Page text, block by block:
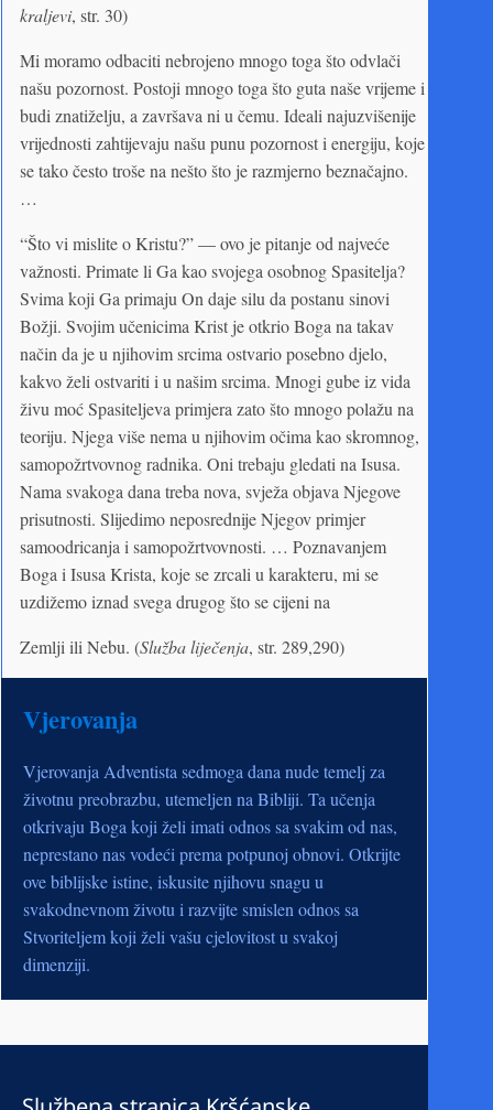
kraljevi, str. 30)
Mi moramo odbaciti nebrojeno mnogo toga što odvlači
našu pozornost. Postoji mnogo toga što guta naše vrijeme i
budi znatiželju, a završava ni u čemu. Ideali najuzvišenije
vrijednosti zahtijevaju našu punu pozornost i energiju, koje
se tako često troše na nešto što je razmjerno beznačajno.
…
“Što vi mislite o Kristu?” — ovo je pitanje od najveće
važnosti. Primate li Ga kao svojega osobnog Spasitelja?
Svima koji Ga primaju On daje silu da postanu sinovi
Božji. Svojim učenicima Krist je otkrio Boga na takav
način da je u njihovim srcima ostvario posebno djelo,
kakvo želi ostvariti i u našim srcima. Mnogi gube iz vida
živu moć Spasiteljeva primjera zato što mnogo polažu na
teoriju. Njega više nema u njihovim očima kao skromnog,
samopožrtvovnog radnika. Oni trebaju gledati na Isusa.
Nama svakoga dana treba nova, svježa objava Njegove
prisutnosti. Slijedimo neposrednije Njegov primjer
samoodricanja i samopožrtvovnosti. … Poznavanjem
Boga i Isusa Krista, koje se zrcali u karakteru, mi se
uzdižemo iznad svega drugog što se cijeni na
Zemlji ili Nebu. (Služba liječenja, str. 289,290)
Vjerovanja
Vjerovanja Adventista sedmoga dana nude temelj za
životnu preobrazbu, utemeljen na Bibliji. Ta učenja
otkrivaju Boga koji želi imati odnos sa svakim od nas,
neprestano nas vodeći prema potpunoj obnovi. Otkrijte
ove biblijske istine, iskusite njihovu snagu u
svakodnevnom životu i razvijte smislen odnos sa
Stvoriteljem koji želi vašu cjelovitost u svakoj
dimenziji.